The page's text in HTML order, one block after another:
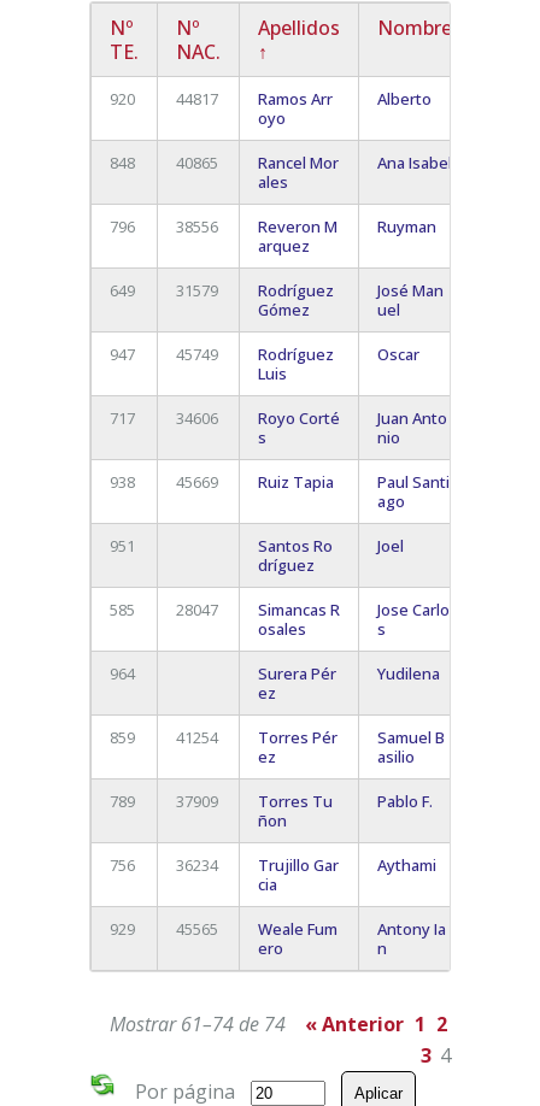
Nº
TE.
Nº
NAC.
Apellidos
↑
Nombre
920 44817
Ramos Arr
oyo
Alberto
848 40865
Rancel Mor
ales
Ana Isabel
796 38556
Reveron M
arquez
Ruyman
649 31579
Rodríguez
Gómez
José Man
uel
947 45749
Rodríguez
Luis
Oscar
717 34606
Royo Corté
s
Juan Anto
nio
938 45669 Ruiz Tapia
Paul Santi
ago
951
Santos Ro
dríguez
Joel
585 28047
Simancas R
osales
Jose Carlo
s
964
Surera Pér
ez
Yudilena
859 41254
Torres Pér
ez
Samuel B
asilio
789 37909
Torres Tu
ñon
Pablo F.
756 36234
Trujillo Gar
cia
Aythami
929 45565
Weale Fum
ero
Antony Ia
n
Mostrar 61–74 de 74 « Anterior 1 2
3 4
Por página